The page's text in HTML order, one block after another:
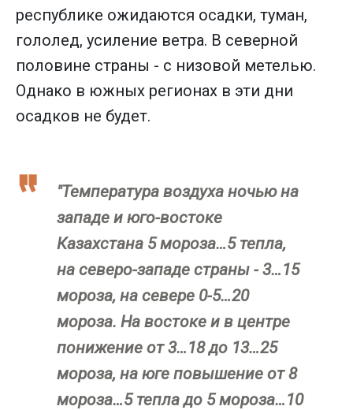
республике ожидаются осадки, туман,
гололед, усиление ветра. В северной
половине страны - с низовой метелью.
Однако в южных регионах в эти дни
осадков не будет.
"Температура воздуха ночью на
западе и юго-востоке
Казахстана 5 мороза…5 тепла,
на северо-западе страны - 3…15
мороза, на севере 0-5…20
мороза. На востоке и в центре
понижение от 3…18 до 13…25
мороза, на юге повышение от 8
мороза…5 тепла до 5 мороза…10